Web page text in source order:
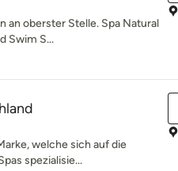
an oberster Stelle. Spa Natural
Swim S...
welche sich auf die
spezialisie...